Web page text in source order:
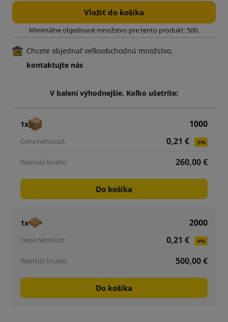
Vložiť do košíka
Minimálne objednané množstvo pre tento produkt: 500.
Chcete objednať veľkoobchodnú množstvo,
kontaktujte nás
V balení výhodnejšie. Koľko ušetríte:
1x
1000
0,21 €
-5%
260,00 €
Do košíka
1x
2000
0,21 €
-9%
500,00 €
Do košíka